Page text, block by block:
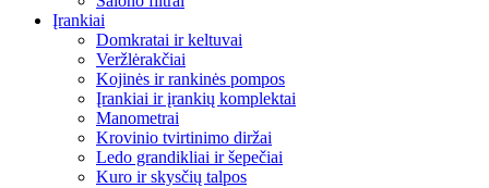
Įrankiai
Domkratai ir keltuvai
Veržlėrakčiai
Kojinės ir rankinės pompos
Įrankiai ir įrankių komplektai
Manometrai
Krovinio tvirtinimo diržai
Ledo grandikliai ir šepečiai
Kuro ir skysčių talpos